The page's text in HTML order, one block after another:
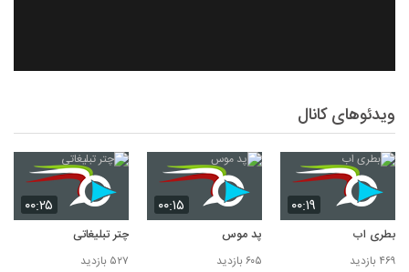
ویدئوهای کانال
۰۰:۱۹
بطری اب
۴۶۹ بازدید
۰۰:۱۵
پد موس
۶۰۵ بازدید
۰۰:۲۵
چتر تبلیغاتی
۵۲۷ بازدید